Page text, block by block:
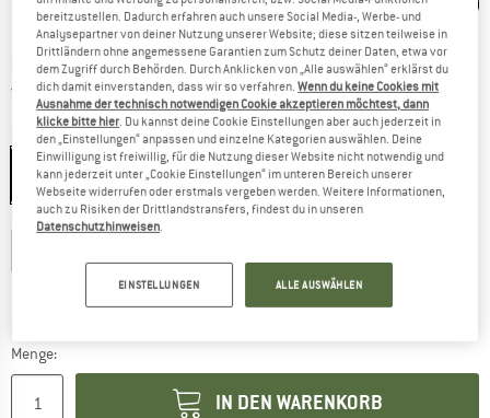
Preis:
CHF275.95 inkl. MwSt., zollfreie Lieferung
Versandkostenfrei(CH)Schweiz. Informationen zu den
Farbe:Dark Olive / 5A50
Grösse wählen:
Menge:
IN DEN WARENKORB
bereitzustellen. Dadurch erfahren auch unsere Social Media-, Werbe- und
Analysepartner von deiner Nutzung unserer Website; diese sitzen teilweise in
Drittländern ohne angemessene Garantien zum Schutz deiner Daten, etwa vor
dem Zugriff durch Behörden. Durch Anklicken von „Alle auswählen“ erklärst du
dich damit einverstanden, dass wir so verfahren.Wenn du keine Cookies mit
Ausnahme der technisch notwendigen Cookie akzeptieren möchtest, dann
klicke bitte hier. Du kannst deine Cookie Einstellungen aber auch jederzeit in
den „Einstellungen“ anpassen und einzelne Kategorien auswählen. Deine
Einwilligung ist freiwillig, für die Nutzung dieser Website nicht notwendig und
kann jederzeit unter „Cookie Einstellungen“ im unteren Bereich unserer
Webseite widerrufen oder erstmals vergeben werden. Weitere Informationen,
auch zu Risiken der Drittlandstransfers, findest du in unseren
Datenschutzhinweisen.
EINSTELLUNGEN ALLE AUSWÄHLEN